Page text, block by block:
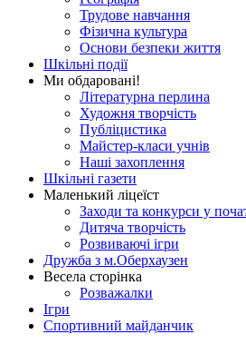
Трудове навчання
Фізична культура
Основи безпеки життя
Шкільні події
Ми обдаровані!
Літературна перлина
Художня творчість
Публіцистика
Майстер-класи учнів
Наші захоплення
Шкільні газети
Маленький ліцеїст
Заходи та конкурси у
Дитяча творчість
Розвиваючі ігри
Дружба з м.Оберхаузен
Весела сторінка
Розважалки
Ігри
Спортивний майданчик